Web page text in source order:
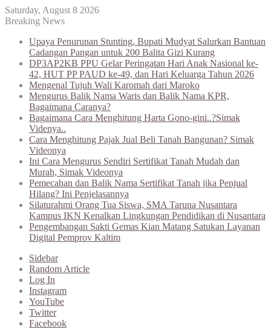
Saturday, August 8 2026
Breaking News
Upaya Penurunan Stunting, Bupati Mudyat Salurkan Bantuan
Cadangan Pangan untuk 200 Balita Gizi Kurang
DP3AP2KB PPU Gelar Peringatan Hari Anak Nasional ke-
42, HUT PP PAUD ke-49, dan Hari Keluarga Tahun 2026
Mengenal Tujuh Wali Karomah dari Maroko
Mengurus Balik Nama Waris dan Balik Nama KPR,
Bagaimana Caranya?
Bagaimana Cara Menghitung Harta Gono-gini..?Simak
Videnya..
Cara Menghitung Pajak Jual Beli Tanah Bangunan? Simak
Videonya
Ini Cara Mengurus Sendiri Sertifikat Tanah Mudah dan
Murah, Simak Videonya
Pemecahan dan Balik Nama Sertifikat Tanah jika Penjual
Hilang? Ini Penjelasannya
Silaturahmi Orang Tua Siswa, SMA Taruna Nusantara
Kampus IKN Kenalkan Lingkungan Pendidikan di Nusantara
Pengembangan Sakti Gemas Kian Matang Satukan Layanan
Digital Pemprov Kaltim
Sidebar
Random Article
Log In
Instagram
YouTube
Twitter
Facebook